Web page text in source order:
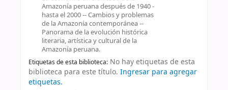
Amazonía peruana después de 1940 -
hasta el 2000 -- Cambios y problemas
de la Amazonía contemporánea --
Panorama de la evolución histórica
literaria, artística y cultural de la
Amazonía peruana.
Etiquetas de esta biblioteca: No hay etiquetas de esta
biblioteca para este título. Ingresar para agregar
etiquetas.